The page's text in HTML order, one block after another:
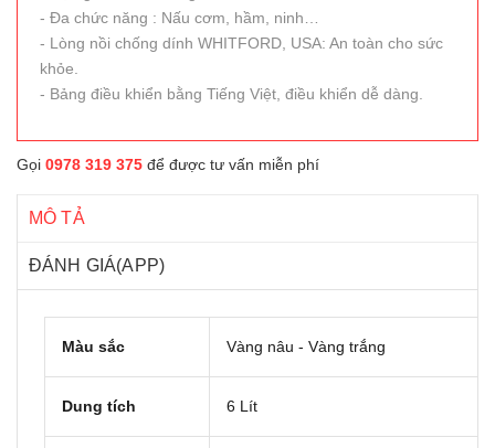
- Đa chức năng : Nấu cơm, hầm, ninh…
- Lòng nồi chống dính WHITFORD, USA: An toàn cho sức
khỏe.
- Bảng điều khiển bằng Tiếng Việt, điều khiển dễ dàng.
Gọi 0978 319 375 để được tư vấn miễn phí
MÔ TẢ
ĐÁNH GIÁ(APP)
Màu sắc Vàng nâu - Vàng trắng
Dung tích 6 Lít